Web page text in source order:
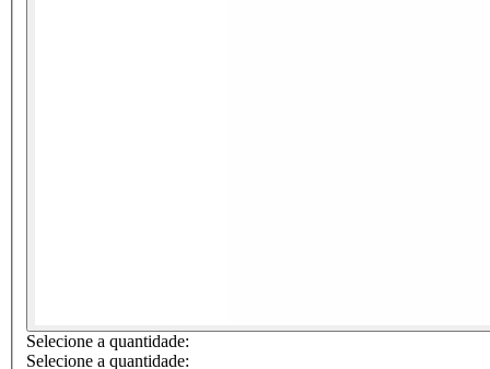
Selecione a quantidade:
Selecione a quantidade: